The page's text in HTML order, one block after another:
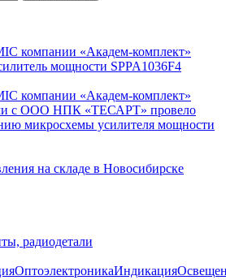
компании «Академ-комплект»
мощности SPPA1036F4
компании «Академ-комплект»
с ООО НПК «ТЕСАРТ» провело
микросхемы усилителя мощности
на складе в Новосибирске
радиодетали
ОптоэлектроникаИндикация